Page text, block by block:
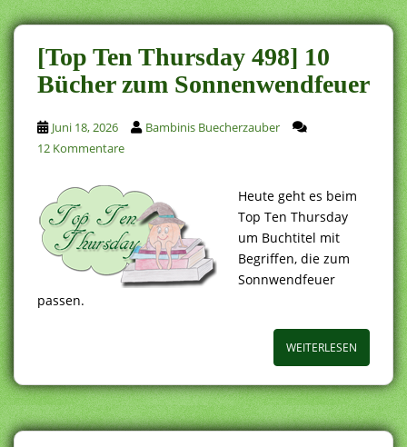
[Top Ten Thursday 498] 10
Bücher zum Sonnenwendfeuer
Juni 18, 2026
Bambinis Buecherzauber
12 Kommentare
Heute geht es beim
Top Ten Thursday
um Buchtitel mit
Begriffen, die zum
Sonnwendfeuer
passen.
WEITERLESEN